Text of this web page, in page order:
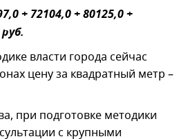
+ 72104,0 + 80125,0 +
власти города сейчас
цену за квадратный метр –
при подготовке методики
с крупными